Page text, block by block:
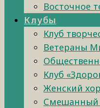
Восточное
Клубы
Клуб
Ветераны
Клуб
Женский
Смешанный